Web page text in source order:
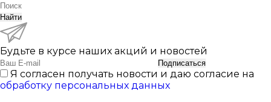
Найти
Будьте в курсе наших акций и новостей
Подписаться
Я согласен получать новости и даю согласие на
обработку персональных данных